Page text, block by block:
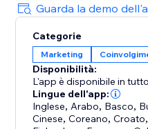
-Vero / Falso Quiz: un
semplicemente
-Quiz con risposte
partecipanti di digitare la
-Quiz con risposta più
Guarda la demo
Categorie
Marketing
Disponibilità:
L'app è disponibile in
Lingue dell'app:
Inglese, Arabo, Basco,
Cinese,Coreano,Croato,